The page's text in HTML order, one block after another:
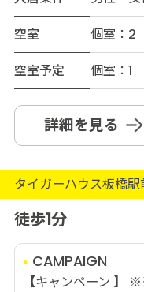
空室
個室：2
空室予定
個室：1
詳細を見る
タイガーハウス板橋駅
徒歩1分
CAMPAIGN
【キャンペーン 】